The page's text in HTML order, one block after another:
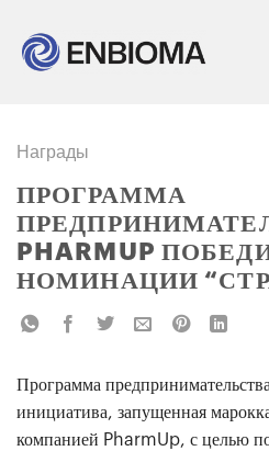
Награды
ПРОГРАММА
PHARMUP
НОМИНАЦИИ
Программа
инициатива, запущенная
компанией PharmUp, с целью